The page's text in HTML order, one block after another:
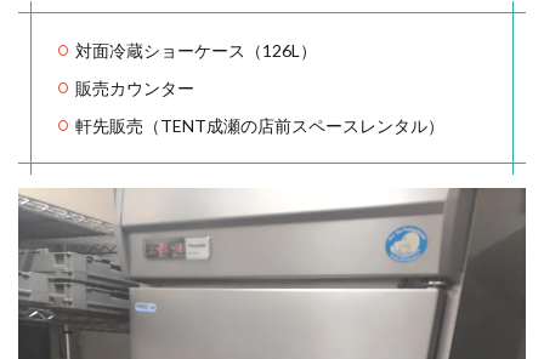
対面冷蔵ショーケース（126L）
販売カウンター
軒先販売（TENT成瀬の店前スペースレンタル）